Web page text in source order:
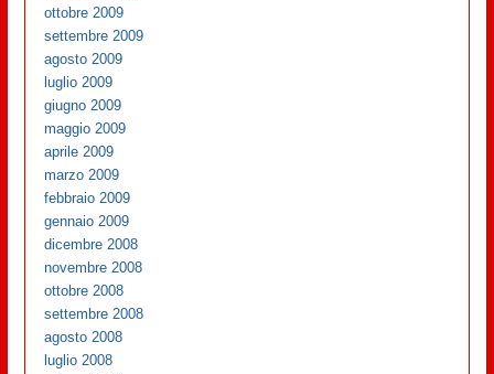
ottobre 2009
settembre 2009
agosto 2009
luglio 2009
giugno 2009
maggio 2009
aprile 2009
marzo 2009
febbraio 2009
gennaio 2009
dicembre 2008
novembre 2008
ottobre 2008
settembre 2008
agosto 2008
luglio 2008